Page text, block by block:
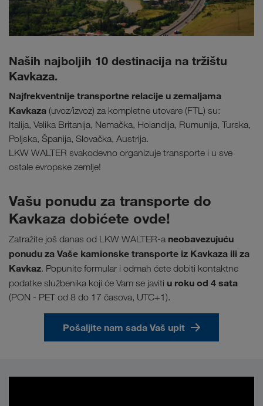
Naših najboljih 10 destinacija na tržištu
Kavkaza.
Najfrekventnije transportne relacije u zemaljama
Kavkaza (uvoz/izvoz) za kompletne utovare (FTL) su:
Italija, Velika Britanija, Nemačka, Holandija, Rumunija, Turska,
Poljska, Španija, Slovačka, Austrija.
LKW WALTER svakodevno organizuje transporte i u sve
ostale evropske zemlje!
Vašu ponudu za transporte do
Kavkaza dobićete ovde!
Zatražite još danas od LKW WALTER-a neobavezujuću
ponudu za Vaše kamionske transporte iz Kavkaza ili za
Kavkaz. Popunite formular i odmah ćete dobiti kontaktne
podatke službenika koji će Vam se javiti u roku od 4 sata
(PON - PET od 8 do 17 časova, UTC+1).
Pošaljite nam sada Vaš upit